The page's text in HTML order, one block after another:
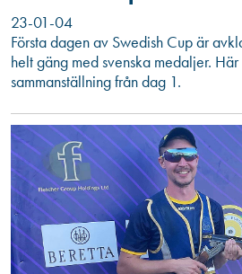
23-01-04
Första dagen av Swedish Cup är
helt gäng med svenska medaljer.
sammanställning från dag 1.